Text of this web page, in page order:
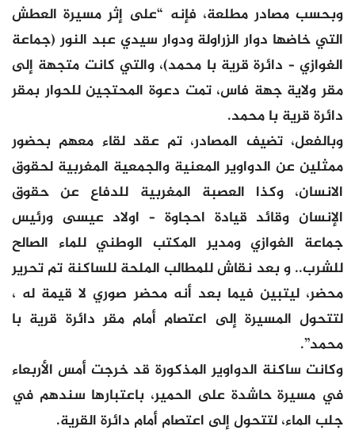
وبحسب مصادر مطلعة، فإنه “على إثر مسيرة العطش
التي خاضها دوار الزراولة ودوار سيدي عبد النور (جماعة
الغوازي – دائرة قرية با محمد)، والتي كانت متجهة إلى
مقر ولاية جهة فاس، تمت دعوة المحتجين للحوار بمقر
دائرة قرية با محمد.
وبالفعل، تضيف المصادر، تم عقد لقاء معهم بحضور
ممثلين عن الدواوير المعنية والجمعية المغربية لحقوق
الانسان، وكذا العصبة المغربية للدفاع عن حقوق
الإنسان وقائد قيادة احجاوة – اولاد عيسى ورئيس
جماعة الغوازي ومدير المكتب الوطني للماء الصالح
للشرب.. و بعد نقاش للمطالب الملحة للساكنة تم تحرير
محضر، ليتبين فيما بعد أنه محضر صوري لا قيمة له ،
لتتحول المسيرة إلى اعتصام أمام مقر دائرة قرية با
محمد”.
وكانت ساكنة الدواوير المذكورة قد خرجت أمس الأربعاء
في مسيرة حاشدة على الحمير، باعتبارها سندهم في
جلب الماء، لتتحول إلى اعتصام أمام دائرة القرية.